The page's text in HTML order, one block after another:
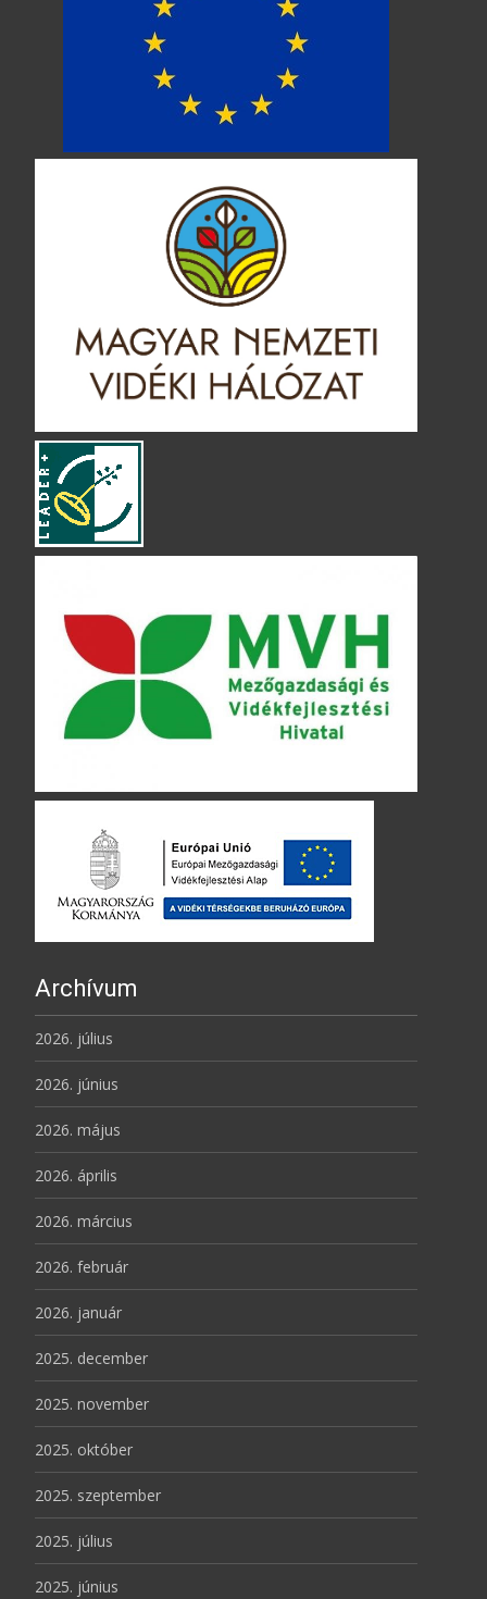
Archívum
2026. július
2026. június
2026. május
2026. április
2026. március
2026. február
2026. január
2025. december
2025. november
2025. október
2025. szeptember
2025. július
2025. június